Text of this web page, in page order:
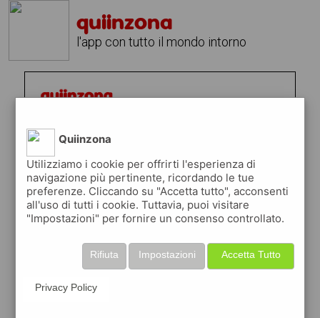
quiinzona
l'app con tutto il mondo intorno
Quiinzona
Utilizziamo i cookie per offrirti l'esperienza di
navigazione più pertinente, ricordando le tue
preferenze. Cliccando su "Accetta tutto", acconsenti
all'uso di tutti i cookie. Tuttavia, puoi visitare
"Impostazioni" per fornire un consenso controllato.
Accetta Tutto
Impostazioni
Rifiuta
Privacy Policy